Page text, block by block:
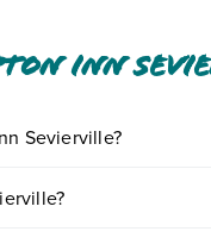
Inn
Sevierville?